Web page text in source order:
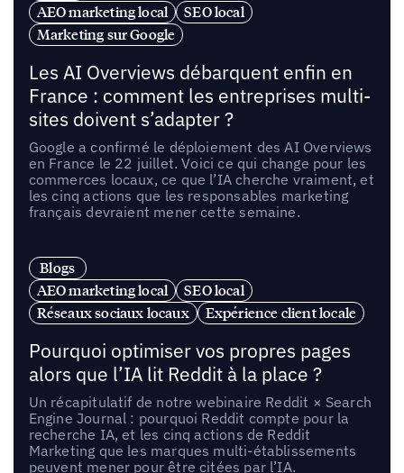
AEO marketing local
SEO local
Marketing sur Google
Les AI Overviews débarquent enfin en
France : comment les entreprises multi-
sites doivent s’adapter ?
Google a confirmé le déploiement des AI Overviews
en France le 22 juillet. Voici ce qui change pour les
commerces locaux, ce que l’IA cherche vraiment, et
les cinq actions que les responsables marketing
français devraient mener cette semaine.
Blogs
AEO marketing local
SEO local
Réseaux sociaux locaux
Expérience client locale
Pourquoi optimiser vos propres pages
alors que l’IA lit Reddit à la place ?
Un récapitulatif de notre webinaire Reddit × Search
Engine Journal : pourquoi Reddit compte pour la
recherche IA, et les cinq actions de Reddit
Marketing que les marques multi-établissements
peuvent mener pour être citées par l’IA.